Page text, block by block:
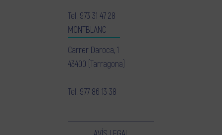
Tel. 973 31 47 28
MONTBLANC
Carrer Daroca, 1
43400 (Tarragona)
Tel. 977 86 13 38